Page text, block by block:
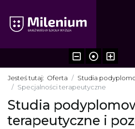
Jesteś tutaj: Oferta
Studia
Specjalności terapeutyczne
Studia
terapeutyczne i